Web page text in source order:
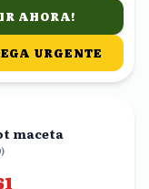
AHORA!
URGENTE
maceta
)